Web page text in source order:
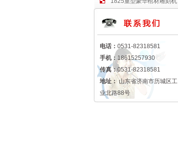
电话： 0531-82318581
手机： 18615257930
传真： 0531-82318581
地址： 山东省济南市历城区工
业北路88号